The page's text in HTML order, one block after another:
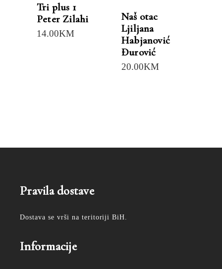
Tri plus 1
Peter Zilahi
14.00KM
Naš otac
Ljiljana
Habjanović
Đurović
20.00KM
Pravila dostave
Dostava se vrši na teritoriji BiH.
Informacije